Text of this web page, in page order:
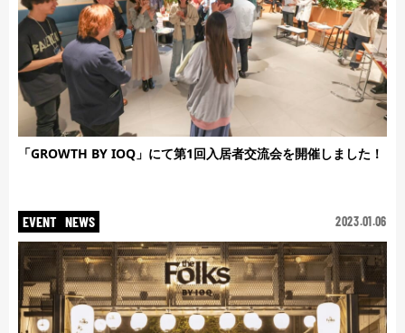
「GROWTH BY IOQ」にて第1回入居者交流会を開催しました！
EVENT NEWS 2023.01.06